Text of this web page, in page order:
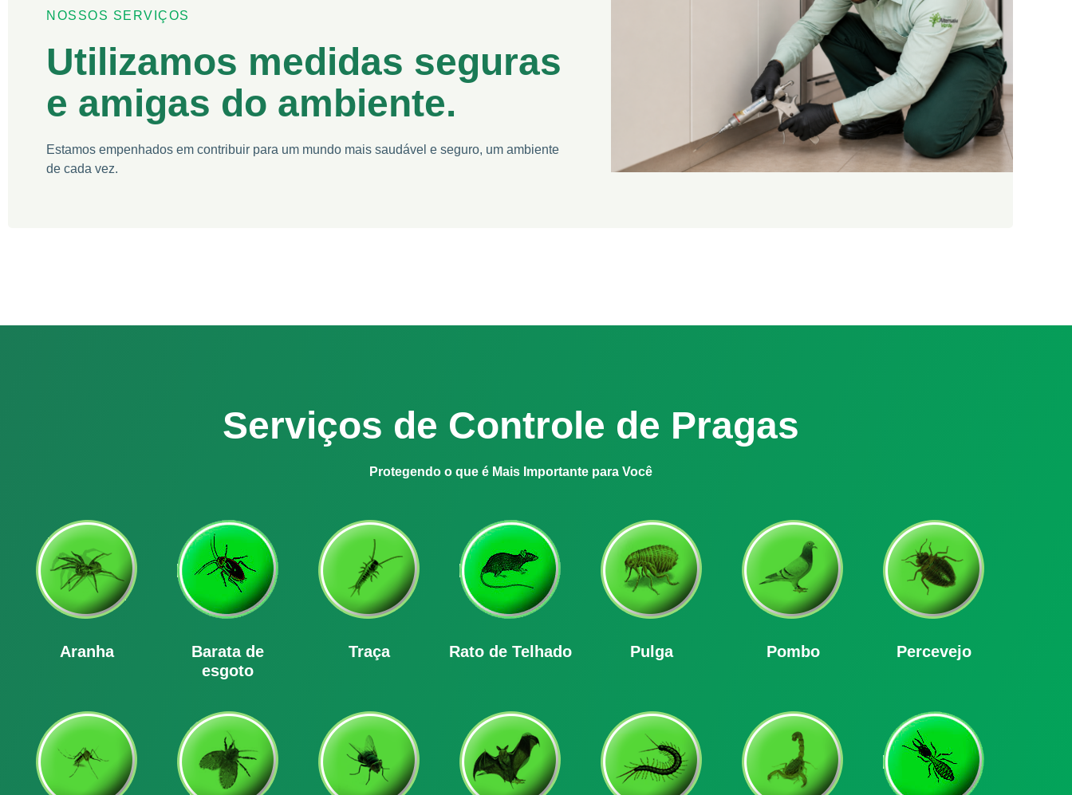
NOSSOS SERVIÇOS
Utilizamos medidas seguras
e amigas do ambiente.
Estamos empenhados em contribuir para um mundo mais saudável e seguro, um ambiente
de cada vez.
Serviços de Controle de Pragas
Protegendo o que é Mais Importante para Você
Aranha
Barata de
esgoto
Traça Rato de Telhado Pulga Pombo Percevejo